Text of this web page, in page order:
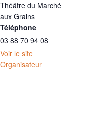
Théâtre du Marché
aux Grains
Téléphone
03 88 70 94 08
Voir le site
Organisateur